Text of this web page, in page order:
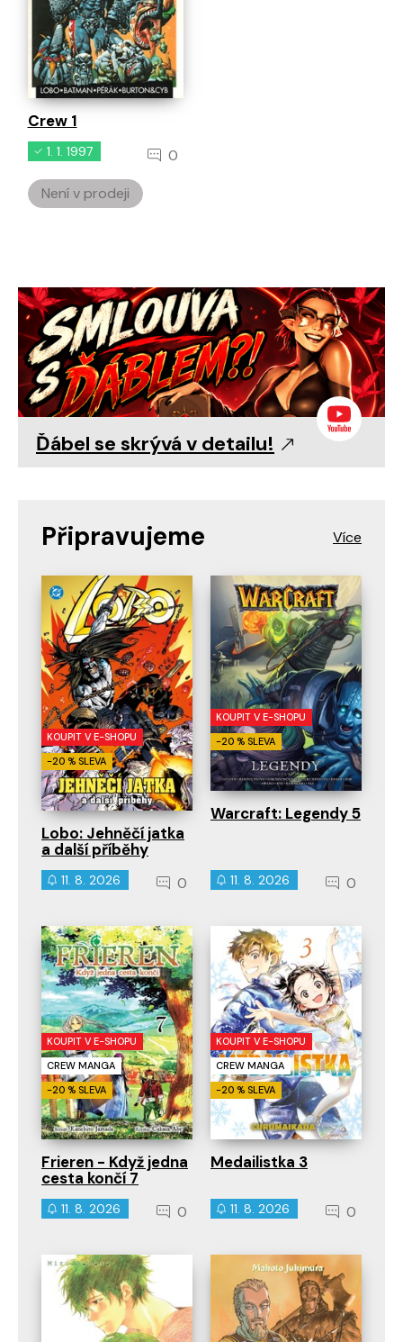
Crew 1
1. 1. 1997 0
Není v prodeji
Ďábel se skrývá v detailu!
Připravujeme
KOUPIT V E-SHOPU
-20 % SLEVA
Lobo: Jehněčí jatka
a další příběhy
11. 8. 2026 0
KOUPIT V E-SHOPU
-20 % SLEVA
Warcraft: Legendy 5
11. 8. 2026 0
KOUPIT V E-SHOPU
CREW MANGA
-20 % SLEVA
Frieren - Když jedna
cesta končí 7
11. 8. 2026 0
KOUPIT V E-SHOPU
CREW MANGA
-20 % SLEVA
Medailistka 3
11. 8. 2026 0